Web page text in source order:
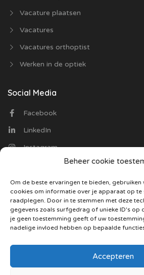
Beheer cookie
Om de beste ervaringen te bieden,
cookies om informatie over je apparaat op te
raadplegen. Door in te stemmen met deze
gegevens zoals surfgedrag of unieke ID's op
je geen toestemming geeft of uw
nadelige invloed hebben op bepaalde
Accepteren
Vacature plaatsen
Vacatures
Vacatures orthoptist
Werken in de optiek
Social Media
Facebook
LinkedIn
Instagram
Optiekvacatures.nl
Trasmolenlaan 12
3447 GZ Woerden
Stuur ons een mail